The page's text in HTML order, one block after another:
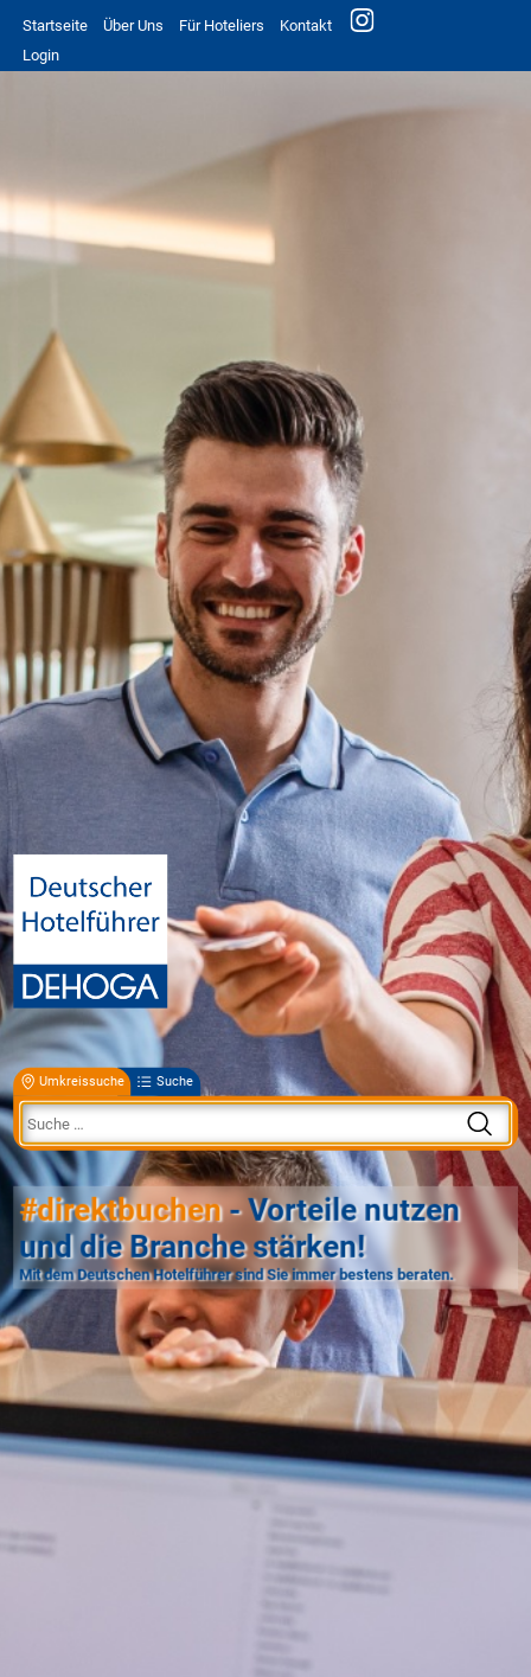
Startseite Über Uns Für Hoteliers
Kontakt
Login
Umkreissuche Suche
#direktbuchen- Vorteile nutzen
und die Branche stärken!
Mit dem Deutschen Hotelführer sind Sie immer bestens beraten.